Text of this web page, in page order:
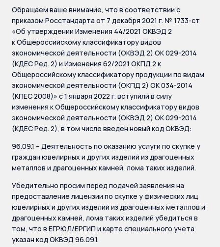
Обращаем ваше внимание, что в соответствии с
приказом Росстандарта от 7 декабря 2021 г. № 1733-ст
«Об утверждении Изменения 44/2021 ОКВЭД 2
к Общероссийскому классификатору видов
экономической деятельности (ОКВЭД 2) ОК 029-2014
(КДЕС Ред. 2) и Изменения 62/2021 ОКПД 2 к
Общероссийскому классификатору продукции по видам
экономической деятельности (ОКПД 2) ОК 034-2014
(КПЕС 2008)» с 1 января 2022 г. вступили в силу
изменения к Общероссийскому классификатору видов
экономической деятельности (ОКВЭД 2) ОК 029-2014
(КДЕС Ред. 2), в том числе введен новый код ОКВЭД:
96.09.1 – Деятельность по оказанию услуги по скупке у
граждан ювелирных и других изделий из драгоценных
металлов и драгоценных камней, лома таких изделий.
Убедительно просим перед подачей заявления на
предоставление лицензии по скупке у физических лиц
ювелирных и других изделий из драгоценных металлов и
драгоценных камней, лома таких изделий убедиться в
том, что в ЕГРЮЛ/ЕРГИП и карте специального учета
указан код ОКВЭД 96.09.1.